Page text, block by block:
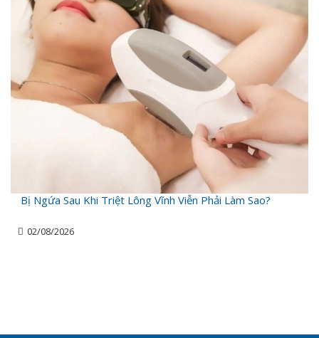
Bị Ngứa Sau Khi Triệt Lông Vĩnh Viễn Phải Làm Sao?
02/08/2026